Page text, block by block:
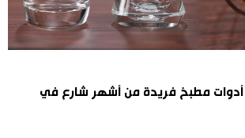
Español
دليل كاباباشي: 10 أدوات مطبخ فريدة من أشهر شارع في